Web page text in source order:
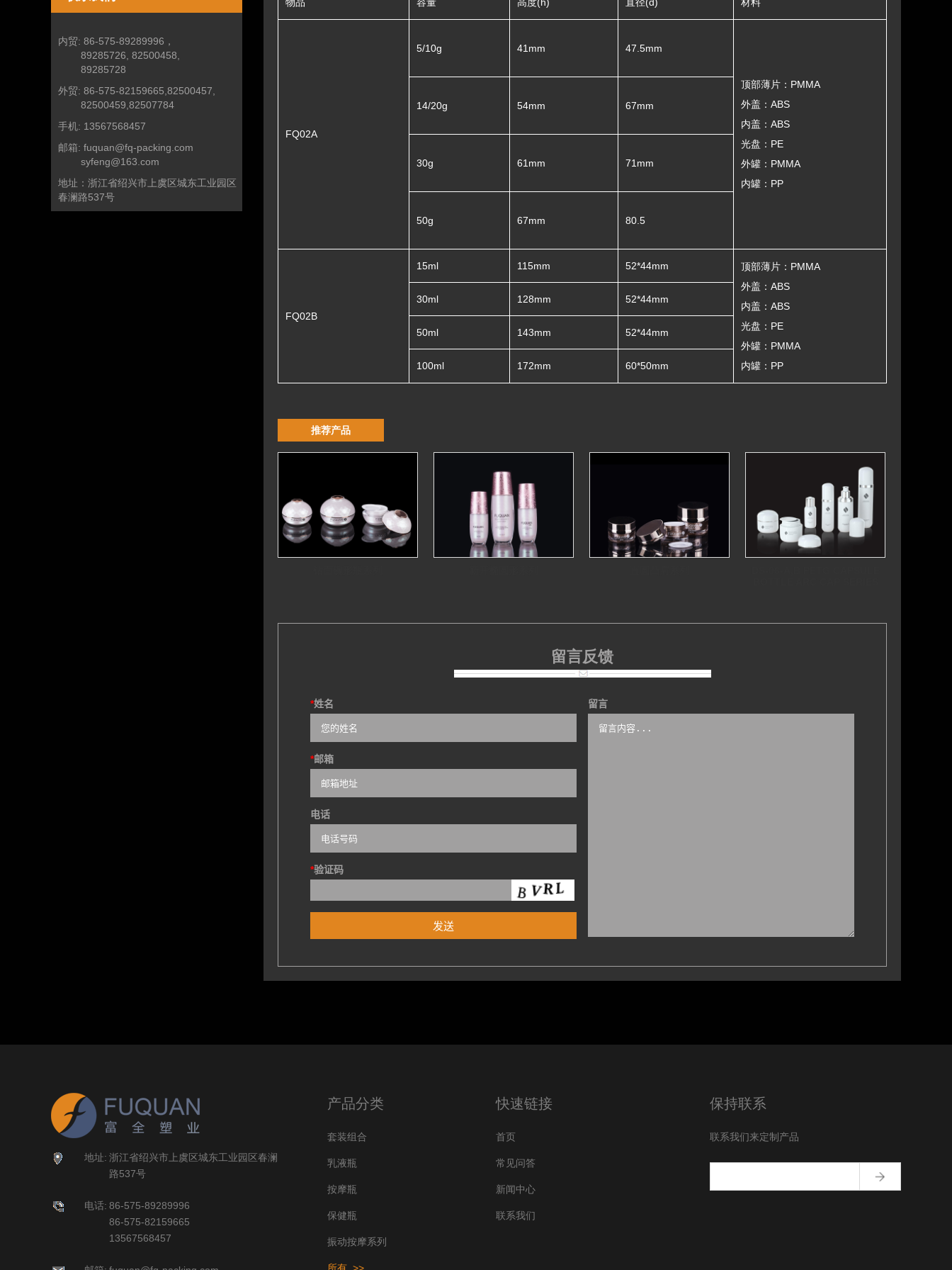
内贸: 86-575-89289996，
89285726, 82500458,
89285728
外贸: 86-575-82159665,82500457,
82500459,82507784
手机: 13567568457
邮箱: fuquan@fq-packing.com
syfeng@163.com
地址： 浙江省绍兴市上虞区城东工业园区
春澜路537号
物品 容量 高度(h) 直径(d) 材料
FQ02A
5/10g 41mm 47.5mm
顶部薄片：PMMA
外盖：ABS
内盖：ABS
光盘：PE
外罐：PMMA
内罐：PP
14/20g 54mm 67mm
30g 61mm 71mm
50g 67mm 80.5
FQ02B
15ml 115mm 52*44mm
顶部薄片：PMMA
外盖：ABS
内盖：ABS
光盘：PE
外罐：PMMA
内罐：PP
30ml 128mm 52*44mm
50ml 143mm 52*44mm
100ml 172mm 60*50mm
推荐产品
留言反馈
*姓名
*邮箱
电话
*验证码
留言
地址: 浙江省绍兴市上虞区城东工业园区春澜
路537号
电话: 86-575-89289996
86-575-82159665
13567568457
产品分类
套装组合
乳液瓶
按摩瓶
保健瓶
振动按摩系列
快速链接
首页
常见问答
新闻中心
联系我们
保持联系
联系我们来定制产品